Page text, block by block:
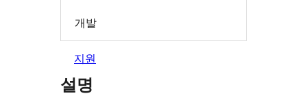
개발
지원
설명